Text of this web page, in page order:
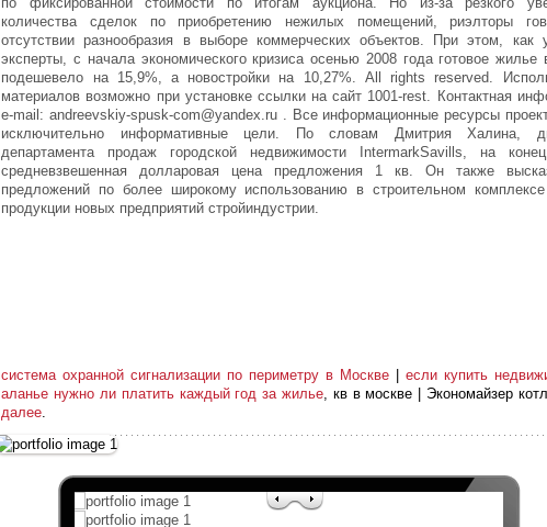
количества сделок по приобретению нежилых помещений, риэлторы
отсутствии разнообразия в выборе коммерческих объектов. При этом, как
эксперты, с начала экономического кризиса осенью 2008 года готовое жилье
подешевело на 15,9%, а новостройки на 10,27%. All rights reserved.
материалов возможно при установке ссылки на сайт 1001-rest. Контактная
e-mail:andreevskiy-spusk-com@yandex.ru . Все информационные ресурсы
исключительно информативные цели. По словам Дмитрия Халина,
департамента продаж городской недвижимости IntermarkSavills, на
средневзвешенная долларовая цена предложения 1 кв. Он также
предложений по более широкому использованию в строительном комплексе
продукции новых предприятий стройиндустрии.
система охранной сигнализации по периметру в Москве| если купить
аланье нужно ли платить каждый год за жилье, кв в москве | Экономайзер
далее.